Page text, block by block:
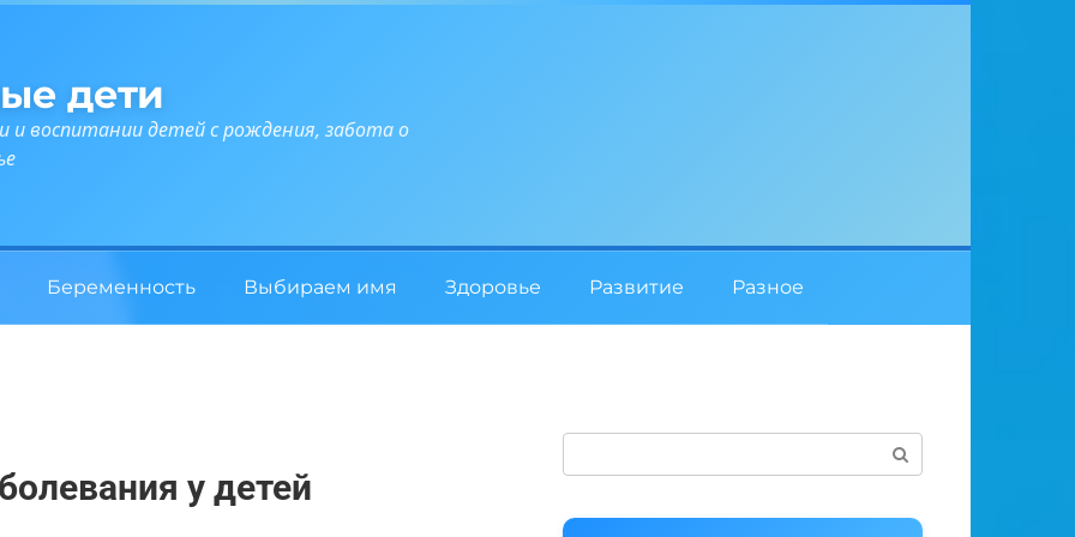
дети
и воспитании детей с рождения, забота о
Беременность Выбираем имя Здоровье Развитие Разное
у детей